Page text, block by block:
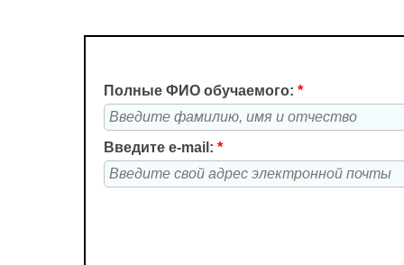
Полные ФИО обучаемого: *
Введите e-mail: *